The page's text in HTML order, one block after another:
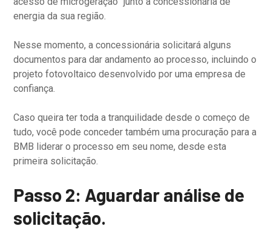
energia da sua região.
Nesse momento, a concessionária solicitará alguns
documentos para dar andamento ao processo, incluindo o
projeto fotovoltaico desenvolvido por uma empresa de
confiança.
Caso queira ter toda a tranquilidade desde o começo de
tudo, você pode conceder também uma procuração para a
BMB liderar o processo em seu nome, desde esta
primeira solicitação.
Passo 2: Aguardar análise de
solicitação.